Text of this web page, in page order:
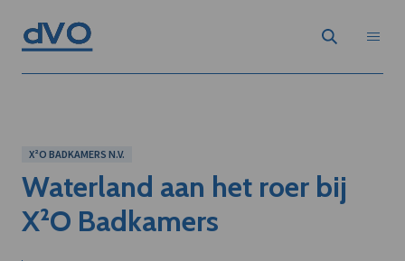
X²O BADKAMERS N.V.
Waterland aan het roer bij
X²O Badkamers